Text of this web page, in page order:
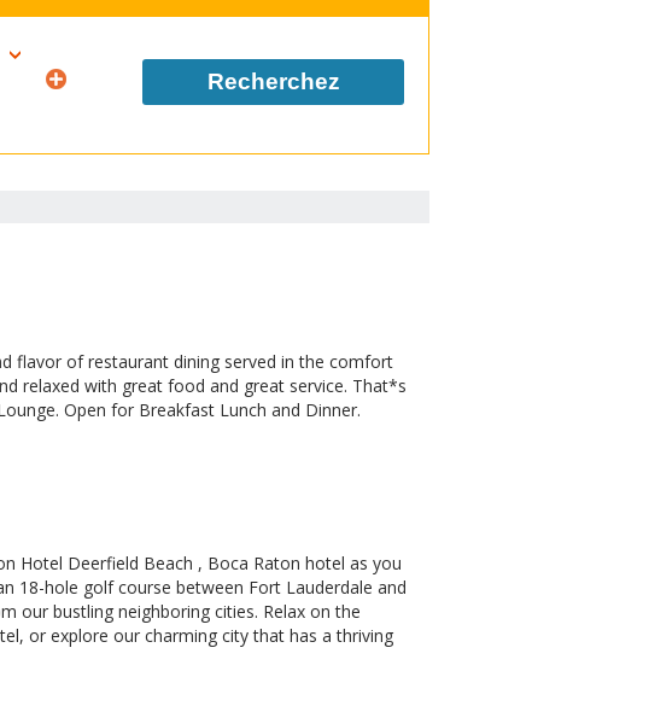
Recherchez
flavor of restaurant dining served in the comfort
relaxed with great food and great service. That*s
Open for Breakfast Lunch and Dinner.
Hotel Deerfield Beach , Boca Raton hotel as you
18-hole golf course between Fort Lauderdale and
our bustling neighboring cities. Relax on the
or explore our charming city that has a thriving